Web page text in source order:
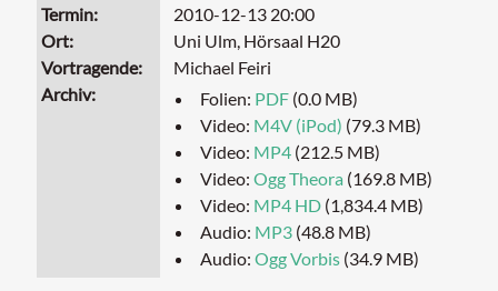
Termin
2010-12-13 20:00
Ort
Uni Ulm, Hörsaal H20
Vortragende
Michael Feiri
Archiv
Folien: PDF (0.0 MB)
Video: M4V (iPod) (79.3 MB)
Video: MP4 (212.5 MB)
Video:Ogg Theora (169.8 MB)
Video: MP4 HD (1,834.4 MB)
Audio: MP3 (48.8 MB)
Audio:Ogg Vorbis (34.9 MB)